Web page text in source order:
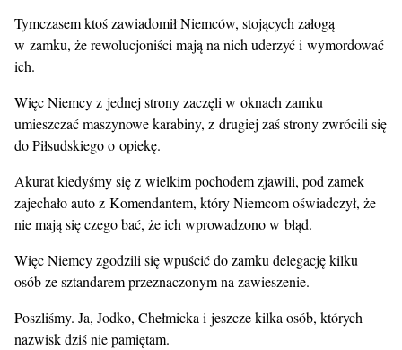
Tymczasem ktoś zawiadomił Niemców, stojących załogą
w zamku, że rewolucjoniści mają na nich uderzyć i wymordować
ich.
Więc Niemcy z jednej strony zaczęli w oknach zamku
umieszczać maszynowe karabiny, z drugiej zaś strony zwrócili się
do Piłsudskiego o opiekę.
Akurat kiedyśmy się z wielkim pochodem zjawili, pod zamek
zajechało auto z Komendantem, który Niemcom oświadczył, że
nie mają się czego bać, że ich wprowadzono w błąd.
Więc Niemcy zgodzili się wpuścić do zamku delegację kilku
osób ze sztandarem przeznaczonym na zawieszenie.
Poszliśmy. Ja, Jodko, Chełmicka i jeszcze kilka osób, których
nazwisk dziś nie pamiętam.